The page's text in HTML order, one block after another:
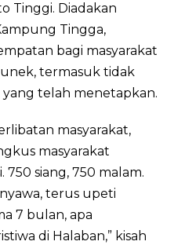
Tinggi. Diadakan
Tingga,
bagi masyarakat
termasuk tidak
telah menetapkan.
masyarakat,
masyarakat
siang, 750 malam.
terus upeti
7 bulan, apa
di Halaban,” kisah